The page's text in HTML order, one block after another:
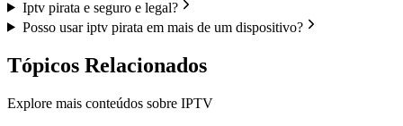
Iptv pirata e seguro e legal?
Posso usar iptv pirata em mais de um dispositivo?
Tópicos Relacionados
Explore mais conteúdos sobre IPTV